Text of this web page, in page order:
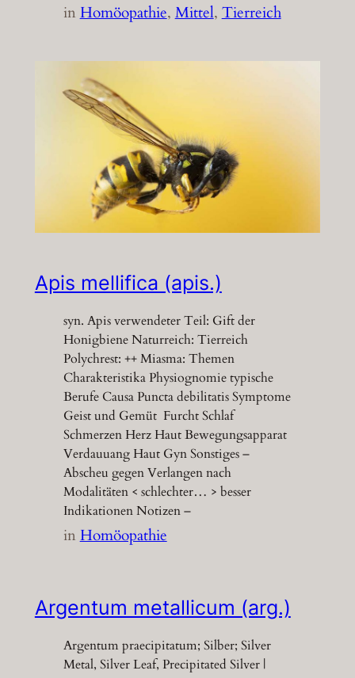
inHomöopathie, Mittel, Tierreich
Apis mellifica (apis.)
syn. Apis verwendeter Teil: Gift der
Honigbiene Naturreich: Tierreich
Polychrest: ++ Miasma: Themen
Charakteristika Physiognomie typische
Berufe Causa Puncta debilitatis Symptome
Geist und Gemüt Furcht Schlaf
Schmerzen Herz Haut Bewegungsapparat
Verdauuang Haut Gyn Sonstiges –
Abscheu gegen Verlangen nach
Modalitäten < schlechter… > besser
Indikationen Notizen –
inHomöopathie
Argentum metallicum (arg.)
Argentum praecipitatum; Silber; Silver
Metal, Silver Leaf, Precipitated Silver |